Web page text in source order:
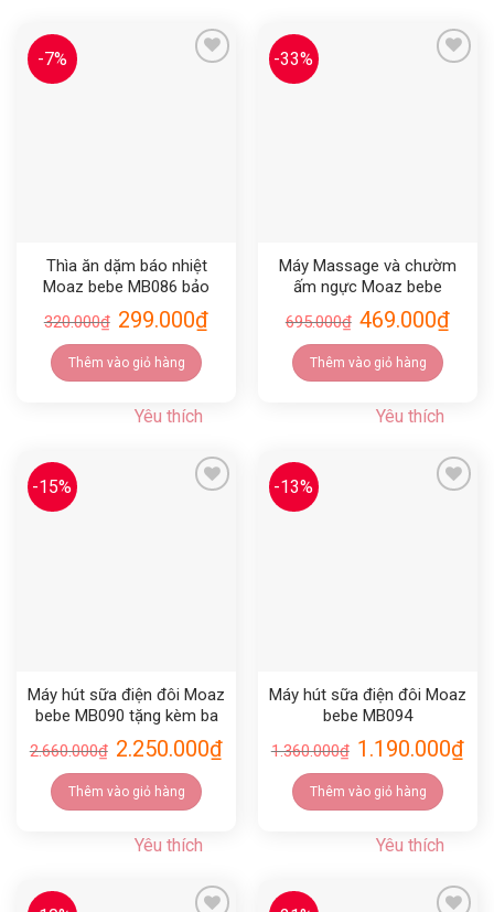
-7%
Thìa ăn dặm báo nhiệt
Moaz bebe MB086 bảo
hành 12 tháng
320.000₫ 299.000₫
Thêm vào giỏ hàng
Yêu thích
-33%
Máy Massage và chườm
ấm ngực Moaz bebe
MB109
695.000₫ 469.000₫
Thêm vào giỏ hàng
Yêu thích
-15%
Máy hút sữa điện đôi Moaz
bebe MB090 tặng kèm ba
lô và đá khô
2.660.000₫ 2.250.000₫
Thêm vào giỏ hàng
Yêu thích
-13%
Máy hút sữa điện đôi Moaz
bebe MB094
1.360.000₫ 1.190.000₫
Thêm vào giỏ hàng
Yêu thích